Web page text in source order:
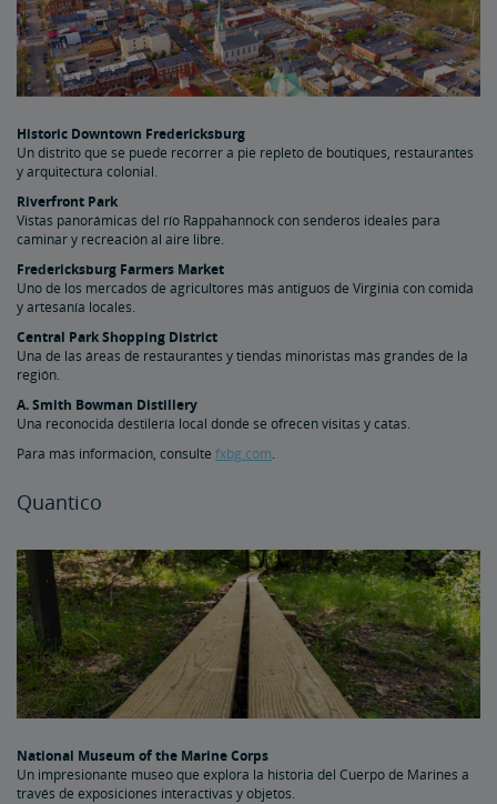
Historic Downtown Fredericksburg
Un distrito que se puede recorrer a pie repleto de boutiques, restaurantes
y arquitectura colonial.
Riverfront Park
Vistas panorámicas del río Rappahannock con senderos ideales para
caminar y recreación al aire libre.
Fredericksburg Farmers Market
Uno de los mercados de agricultores más antiguos de Virginia con comida
y artesanía locales.
Central Park Shopping District
Una de las áreas de restaurantes y tiendas minoristas más grandes de la
región.
A. Smith Bowman Distillery
Una reconocida destilería local donde se ofrecen visitas y catas.
Para más información, consulte fxbg.com.
Quantico
National Museum of the Marine Corps
Un impresionante museo que explora la historia del Cuerpo de Marines a
través de exposiciones interactivas y objetos.